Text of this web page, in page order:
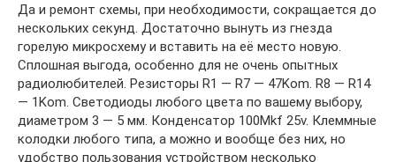
Да и ремонт схемы, при необходимости, сокращается до
нескольких секунд. Достаточно вынуть из гнезда
горелую микросхему и вставить на её место новую.
Сплошная выгода, особенно для не очень опытных
радиолюбителей. Резисторы R1 — R7 — 47Kom. R8 — R14
— 1Kom. Светодиоды любого цвета по вашему выбору,
диаметром 3 — 5 мм. Конденсатор 100Mkf 25v. Клеммные
колодки любого типа, а можно и вообще без них, но
удобство пользования устройством несколько